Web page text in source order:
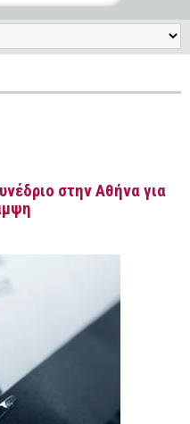
στην Αθήνα για